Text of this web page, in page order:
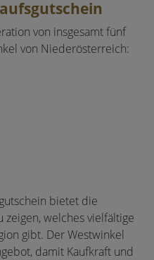
von insgesamt fünf
von Niederösterreich:
bietet die
welches vielfältige
gibt. Der Westwinkel
damit Kaufkraft und